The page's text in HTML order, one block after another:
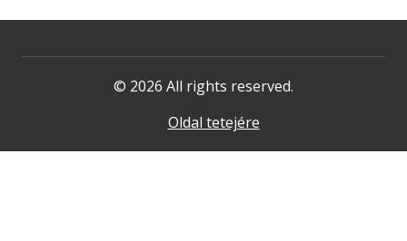
© 2026 All rights reserved.
Oldal tetejére